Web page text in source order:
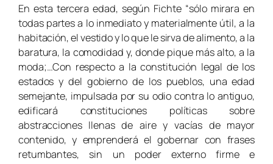
En esta tercera edad, según Fichte “sólo mirara en
todas partes a lo inmediato y materialmente útil, a la
habitación, el vestido y lo que le sirva de alimento, a la
baratura, la comodidad y, donde pique más alto, a la
moda;…Con respecto a la constitución legal de los
estados y del gobierno de los pueblos, una edad
semejante, impulsada por su odio contra lo antiguo,
edificará constituciones políticas sobre
abstracciones llenas de aire y vacías de mayor
contenido, y emprenderá el gobernar con frases
retumbantes, sin un poder externo firme e